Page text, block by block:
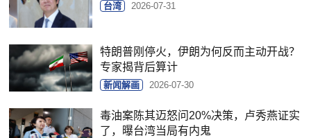
台湾 2026-07-31
特朗普刚停火，伊朗为何反而主动开战？
专家揭背后算计
新闻解画 2026-07-30
毒油案陈其迈怒问20%决策，卢秀燕证实
了，曝台湾当局有内鬼